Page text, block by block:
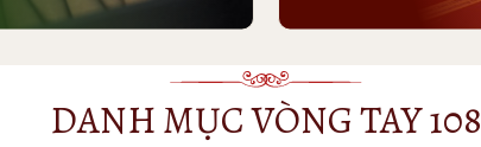
DANH MỤC VÒNG TAY 108